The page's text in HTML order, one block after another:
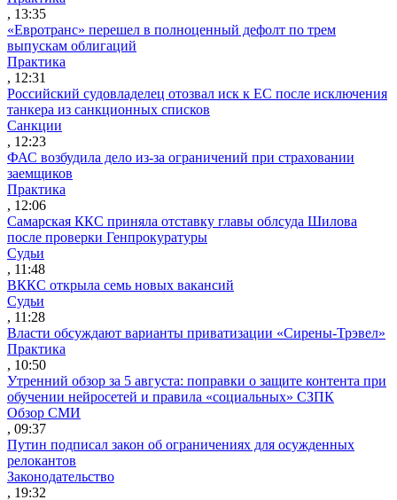
, 13:35
«Евротранс» перешел в полноценный дефолт по трем
выпускам облигаций
Практика
, 12:31
Российский судовладелец отозвал иск к ЕС после исключения
танкера из санкционных списков
Санкции
, 12:23
ФАС возбудила дело из-за ограничений при страховании
заемщиков
Практика
, 12:06
Самарская ККС приняла отставку главы облсуда Шилова
после проверки Генпрокуратуры
Судьи
, 11:48
ВККС открыла семь новых вакансий
Судьи
, 11:28
Власти обсуждают варианты приватизации «Сирены-Трэвел»
Практика
, 10:50
Утренний обзор за 5 августа: поправки о защите контента при
обучении нейросетей и правила «социальных» СЗПК
Обзор СМИ
, 09:37
Путин подписал закон об ограничениях для осужденных
релокантов
Законодательство
, 19:32